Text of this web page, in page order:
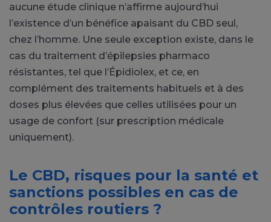
aucune étude clinique n’affirme aujourd’hui
l’existence d’un bénéfice apaisant du CBD seul,
chez l’homme. Une seule exception existe, dans le
cas du traitement d’épilepsies pharmaco
résistantes, tel que l’Épidiolex, et ce, en
complément des traitements habituels et à des
doses plus élevées que celles utilisées pour un
usage de confort (sur prescription médicale
uniquement).
Le CBD, risques pour la santé et
sanctions possibles en cas de
contrôles routiers ?